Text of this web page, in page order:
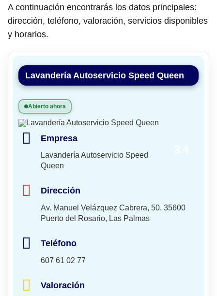
A continuación encontrarás los datos principales:
dirección, teléfono, valoración, servicios disponibles
y horarios.
Lavandería Autoservicio Speed Queen
Abierto ahora
Empresa
Lavandería Autoservicio Speed
Queen
Dirección
Av. Manuel Velázquez Cabrera, 50, 35600
Puerto del Rosario, Las Palmas
Teléfono
607 61 02 77
Valoración